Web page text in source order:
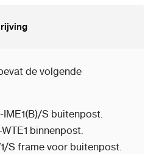
de volgende
S buitenpost.
binnenpost.
S frame voor buitenpost.